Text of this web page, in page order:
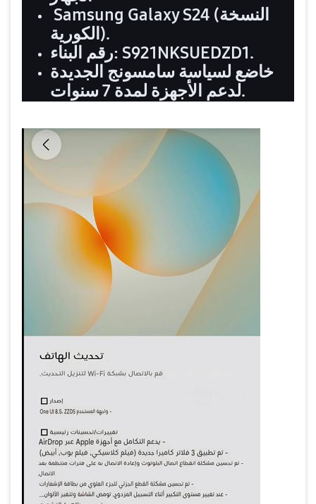
Samsung Galaxy S24 (النسخة
الكورية).
رقم البناء: S921NKSUEDZD1.
خاضع لسياسة سامسونج الجديدة
لدعم الأجهزة لمدة 7 سنوات.